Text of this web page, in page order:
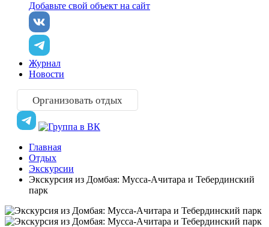
Добавьте свой объект на сайт
Журнал
Новости
Организовать отдых
Главная
Отдых
Экскурсии
Экскурсия из Домбая: Мусса-Ачитара и Тебердинский
парк